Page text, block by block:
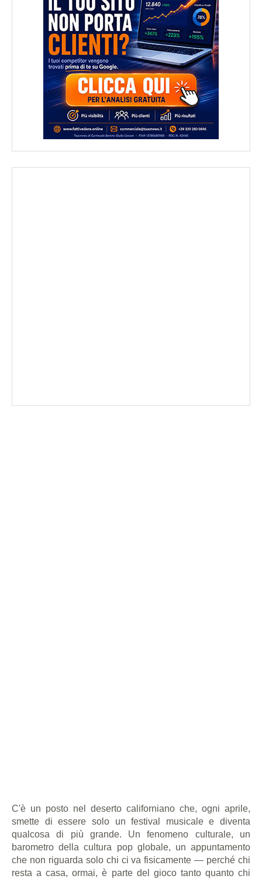
C'è un posto nel deserto californiano che, ogni aprile,
smette di essere solo un festival musicale e diventa
qualcosa di più grande. Un fenomeno culturale, un
barometro della cultura pop globale, un appuntamento
che non riguarda solo chi ci va fisicamente — perché chi
resta a casa, ormai, è parte del gioco tanto quanto chi